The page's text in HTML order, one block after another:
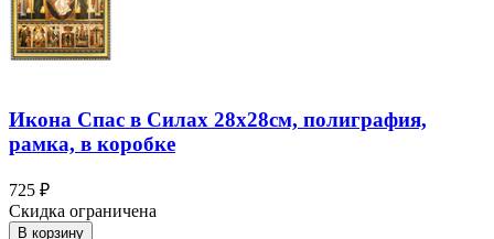
Икона Спас в Силах 28х28см, полиграфия,
рамка, в коробке
725 ₽
Скидка ограничена
В корзину